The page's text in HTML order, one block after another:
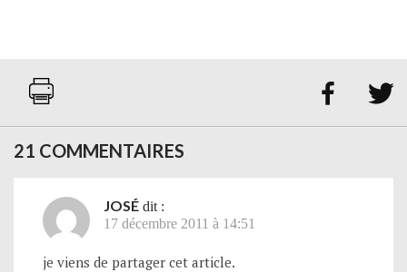
 
21 COMMENTAIRES
JOSÉ dit :
17 décembre 2011 à 14:51
je viens de partager cet article.